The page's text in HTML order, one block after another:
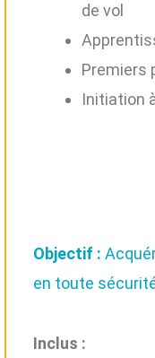
de vol
Premiers
Initiation
Objectif :
en toute
Inclus :